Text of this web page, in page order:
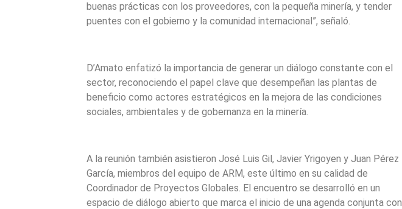
buenas prácticas con los proveedores, con la pequeña minería, y tender
puentes con el gobierno y la comunidad internacional”, señaló.
D’Amato enfatizó la importancia de generar un diálogo constante con el
sector, reconociendo el papel clave que desempeñan las plantas de
beneficio como actores estratégicos en la mejora de las condiciones
sociales, ambientales y de gobernanza en la minería.
A la reunión también asistieron José Luis Gil, Javier Yrigoyen y Juan Pérez
García, miembros del equipo de ARM, este último en su calidad de
Coordinador de Proyectos Globales. El encuentro se desarrolló en un
espacio de diálogo abierto que marca el inicio de una agenda conjunta con